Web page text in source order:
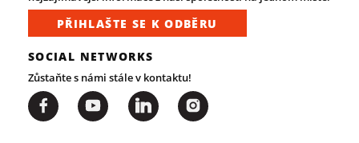
PŘIHLAŠTE SE K ODBĚRU
SOCIAL NETWORKS
Zůstaňte s námi stále v kontaktu!